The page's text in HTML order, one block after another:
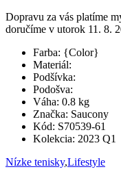
Dopravu za vás platíme
doručíme v utorok 11. 8.
Farba: {Color}
Materiál:
Podšívka:
Podošva:
Váha: 0.8 kg
Značka: Saucony
Kód: S70539-61
Kolekcia: 2023 Q1
Nízke tenisky,Lifestyle